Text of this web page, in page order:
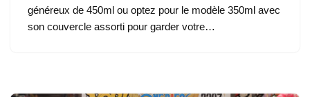
généreux de 450ml ou optez pour le modèle 350ml avec
son couvercle assorti pour garder votre…